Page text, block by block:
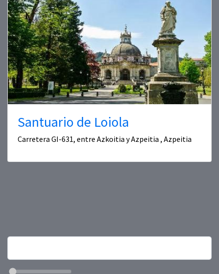
Santuario de Loiola
Carretera GI-631, entre Azkoitia y Azpeitia , Azpeitia